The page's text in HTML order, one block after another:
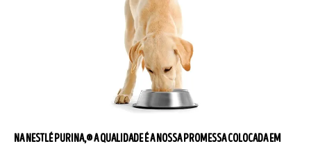
NA NESTLÉ PURINA,® A QUALIDADE É A NOSSA PROMESSA COLOCADA EM